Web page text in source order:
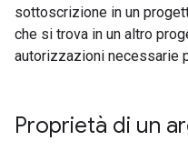
sottoscrizione in un
che si trova in un altro
autorizzazioni necessarie
Proprietà di un